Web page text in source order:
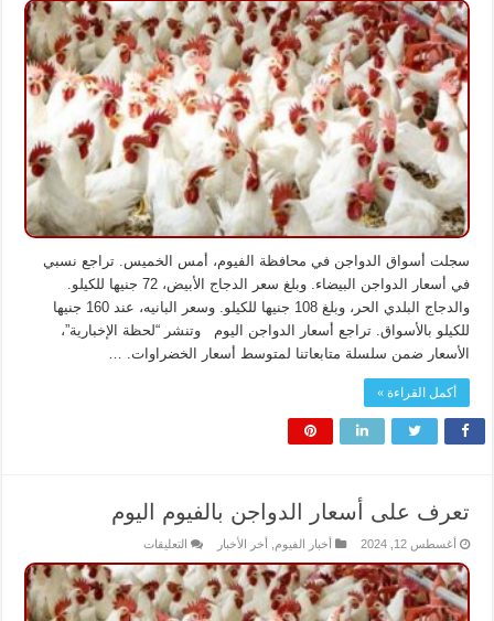
بـ72
جنيها
والبانيه
بـ160
جنيها..أسعار
الدواجن
بالفيوم
اليوم
مغلقة
سجلت أسواق الدواجن في محافظة الفيوم، أمس الخميس. تراجع نسبي
في أسعار الدواجن البيضاء. وبلغ سعر الدجاج الأبيض، 72 جنيها للكيلو.
والدجاج البلدي الحر، وبلغ 108 جنيها للكيلو. وسعر البانيه، عند 160 جنيها
للكيلو بالأسواق. تراجع أسعار الدواجن اليوم وتنشر “لحظة الإخبارية”،
الأسعار ضمن سلسلة متابعاتنا لمتوسط أسعار الخضراوات. …
أكمل القراءة »
تعرف على أسعار الدواجن بالفيوم اليوم
أغسطس 12, 2024 أخبار الفيوم أخر الأخبار التعليقاتعلى
على
أسعار
الدواجن
بالفيوم